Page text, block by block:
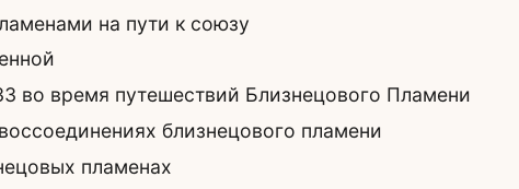
на пути к союзу
во время путешествий Близнецового Пламени
близнецового пламени
пламенах